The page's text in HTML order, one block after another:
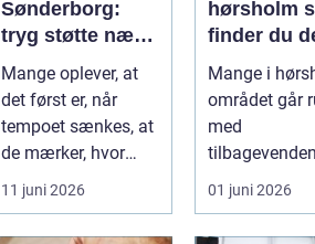
Sønderborg:
tryg støtte nær
dig
Mange oplever, at
det først er, når
tempoet sænkes, at
de mærker, hvor
pres...
11 juni 2026
hørsholm sådan
finder du
rette
i
Mange i
området går
med
smerter i ryg,
eller hoved
få d...
01 juni 2026